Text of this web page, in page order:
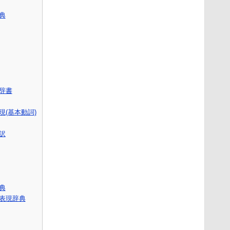
書
(基本動詞)
現辞典